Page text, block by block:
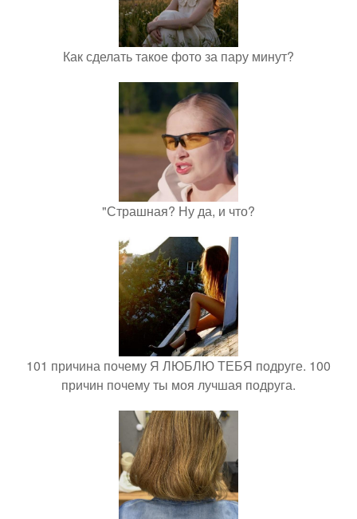
Как сделать такое фото за пару минут?
"Страшная? Ну да, и что?
101 причина почему Я ЛЮБЛЮ ТЕБЯ подруге. 100
причин почему ты моя лучшая подруга.